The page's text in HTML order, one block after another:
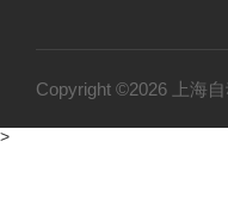
Copyright ©2026 上海
>